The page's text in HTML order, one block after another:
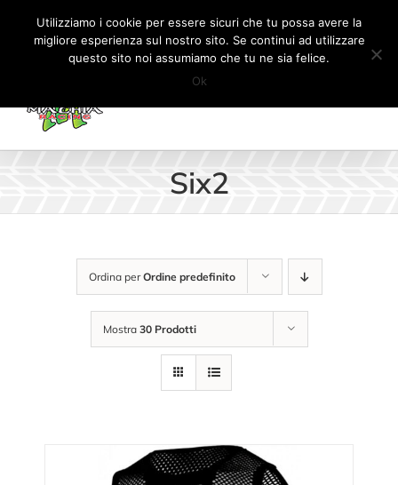
Salta
contenuto
Il mio account CARRELLO
Six2
Ordina perOrdine predefinito
Mostra 30 Prodotti
Utilizziamo i cookie per essere sicuri che tu possa avere la
migliore esperienza sul nostro sito. Se continui ad utilizzare
questo sito noi assumiamo che tu ne sia felice.
Ok